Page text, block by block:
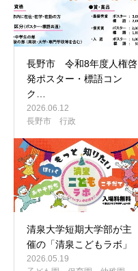
長野市 令和8年度人権啓
発ポスター・標語コン
ク…
2026.06.12
長野市 行政
清泉大学短期大学部が主
催の「清泉こどもラボ」
2026.05.19